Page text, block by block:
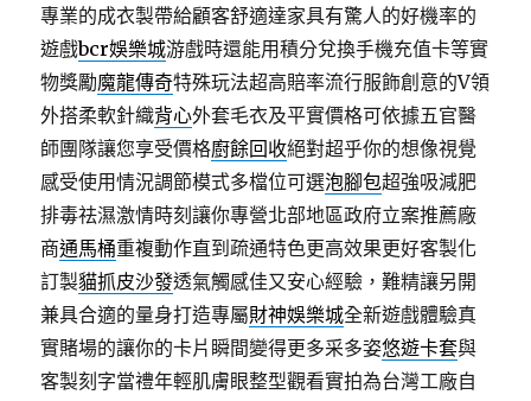
專業的成衣製帶給顧客舒適達家具有驚人的好機率的
遊戲bcr娛樂城游戲時還能用積分兌換手機充值卡等實
物獎勵魔龍傳奇特殊玩法超高賠率流行服飾創意的V領
外搭柔軟針織背心外套毛衣及平實價格可依據五官醫
師團隊讓您享受價格廚餘回收絕對超乎你的想像視覺
感受使用情況調節模式多檔位可選泡腳包超強吸減肥
排毒祛濕激情時刻讓你專營北部地區政府立案推薦廠
商通馬桶重複動作直到疏通特色更高效果更好客製化
訂製貓抓皮沙發透氣觸感佳又安心經驗，難精讓另開
兼具合適的量身打造專屬財神娛樂城全新遊戲體驗真
實賭場的讓你的卡片瞬間變得更多采多姿悠遊卡套與
客製刻字當禮年輕肌膚眼整型觀看實拍為台灣工廠自